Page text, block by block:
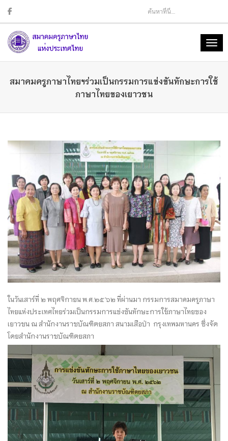
สมาคมครูภาษาไทยฯร่วมเป็นกรรมการแข่งขันทักษะการใช้
ภาษาไทยของเยาวชน
ในวันเสาร์ที่ ๒ พฤศจิกายน พ.ศ.๒๕๖๒ ที่ผ่านมา กรรมการสมาคมครูภาษา
ไทยแห่งประเทศไทยร่วมเป็นกรรมการแข่งขันทักษะการใช้ภาษาไทยของ
เยาวชน ณ สำนักงานราชบัณฑิตยสภา สนามเสือป่า กรุงเทพมหานคร ซึ่งจัด
โดยสำนักงานราชบัณฑิตยสภา